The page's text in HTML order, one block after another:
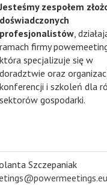
Jesteśmy zespołem
doświadczonych
profesjonalistów,
ramach firmy
która specjalizuje się w
doradztwie oraz
konferencji i szkoleń dla
sektorów gospodarki.
Szczepaniak